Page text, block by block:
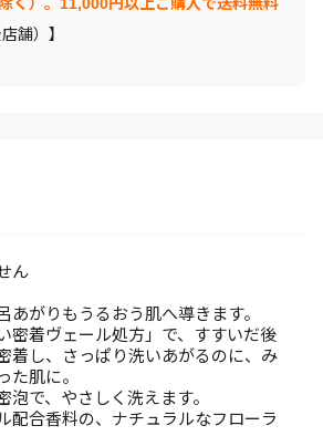
舗）】
ん
がりもうるおう肌へ導きます。
密着ヴェール処方」で、すすいだ後
着し、さっぱり洗いあがるのに、み
た肌に。
で、やさしく洗えます。
配合香料の、ナチュラルなフローラ